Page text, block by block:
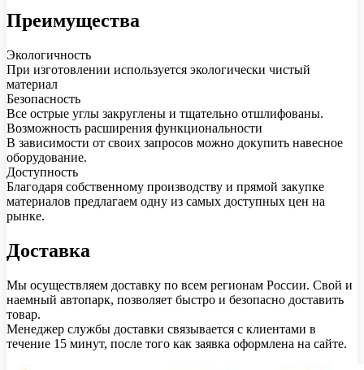
Преимущества
Экологичность
При изготовлении используется экологически чистый
материал
Безопасность
Все острые углы закруглены и тщательно отшлифованы.
Возможность расширения функциональности
В зависимости от своих запросов можно докупить навесное
оборудование.
Доступность
Благодаря собственному производству и прямой закупке
материалов предлагаем одну из самых доступных цен на
рынке.
Доставка
Мы осуществляем доставку по всем регионам России. Свой и
наемный автопарк, позволяет быстро и безопасно доставить
товар.
Менеджер службы доставки связывается с клиентами в
течение 15 минут, после того как заявка оформлена на сайте.